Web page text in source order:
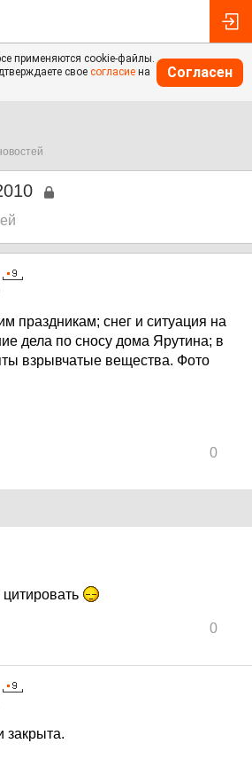
применяются cookie-файлы.
свое согласие на
Согласен
праздникам; снег и ситуация на
дела по сносу дома Ярутина; в
взрывчатые вещества. Фото
0
0
закрыта.